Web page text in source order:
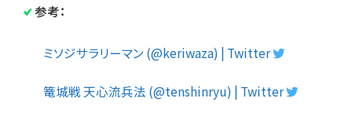
参考：
ミソジサラリーマン (@keriwaza) | Twitter
篭城戦 天心流兵法 (@tenshinryu) | Twitter